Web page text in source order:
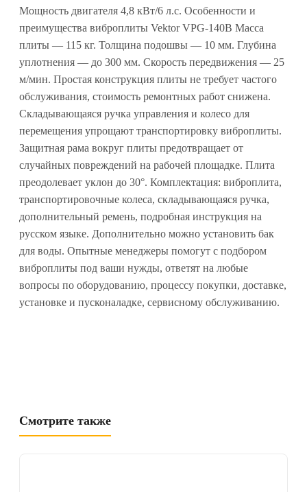
Мощность двигателя 4,8 кВт/6 л.с. Особенности и
преимущества виброплиты Vektor VPG-140B Масса
плиты — 115 кг. Толщина подошвы — 10 мм. Глубина
уплотнения — до 300 мм. Скорость передвижения — 25
м/мин. Простая конструкция плиты не требует частого
обслуживания, стоимость ремонтных работ снижена.
Складывающаяся ручка управления и колесо для
перемещения упрощают транспортировку виброплиты.
Защитная рама вокруг плиты предотвращает от
случайных повреждений на рабочей площадке. Плита
преодолевает уклон до 30°. Комплектация: виброплита,
транспортировочные колеса, складывающаяся ручка,
дополнительный ремень, подробная инструкция на
русском языке. Дополнительно можно установить бак
для воды. Опытные менеджеры помогут с подбором
виброплиты под ваши нужды, ответят на любые
вопросы по оборудованию, процессу покупки, доставке,
установке и пусконаладке, сервисному обслуживанию.
Смотрите также